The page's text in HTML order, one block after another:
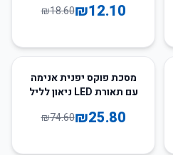
₪12.10
₪18.60
65
מסכת פוקס יפנית אנימה
עם תאורת LED ניאון לליל
₪25.80
₪74.60